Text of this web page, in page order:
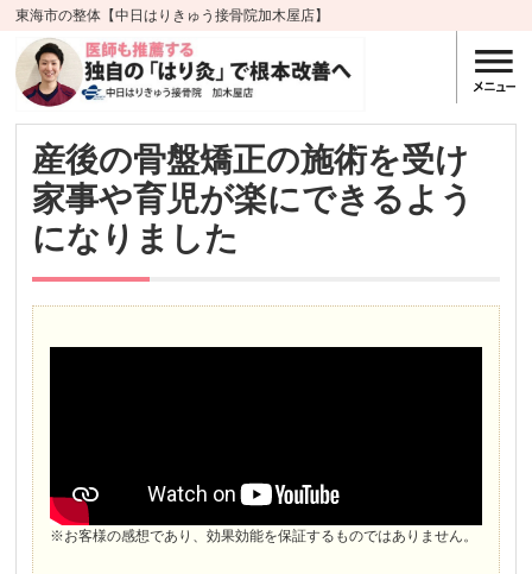
東海市の整体【中日はりきゅう接骨院加木屋店】
産後の骨盤矯正の施術を受け
家事や育児が楽にできるよう
になりました
※お客様の感想であり、効果効能を保証するものではありません。